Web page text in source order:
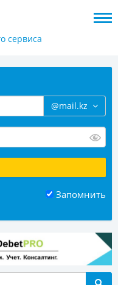
сервиса
@mail.kz
Запомнить